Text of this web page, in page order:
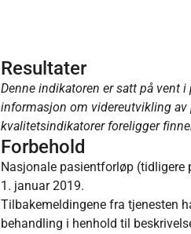
Resultater
Denne indikatoren er satt på vent
informasjon om videreutvikling
kvalitetsindikatorer foreligger
Forbehold
Nasjonale pasientforløp (tidligere
1. januar 2019.
Tilbakemeldingene fra tjenesten
behandling i henhold til